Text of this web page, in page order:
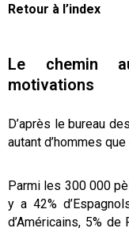
Retour à l’index
Le chemin
motivations
D’après le bureau
autant d’hommes
Parmi les 300 000
y a 42%
d’Américains, 5%